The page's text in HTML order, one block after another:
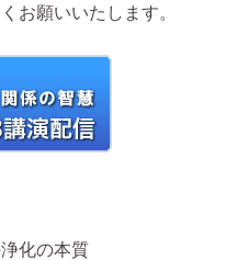
お願いいたします。
化の本質